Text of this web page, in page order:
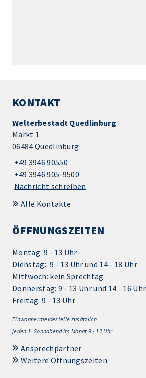
KONTAKT
Welterbestadt Quedlinburg
Markt 1
06484 Quedlinburg
+49 3946 90550
+49 3946 905-9500
Nachricht schreiben
Alle Kontakte
ÖFFNUNGSZEITEN
Montag: 9 - 13 Uhr
Dienstag: 9 - 13 Uhr und 14 - 18 Uhr
Mittwoch: kein Sprechtag
Donnerstag: 9 - 13 Uhr und 14 - 16 Uhr
Freitag: 9 - 13 Uhr
Einwohnermeldestelle zusätzlich
jeden 1. Sonnabend im Monat 9 - 12 Uhr
Ansprechpartner
Weitere Öffnungszeiten